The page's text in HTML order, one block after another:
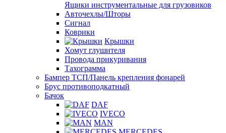
Ящики инструментальные для грузовиков
Авточехлы/Шторы
Сигнал
Коврики
Крышки
Хомут глушителя
Провода прикуривания
Тахограмма
Бампер ТСП/Панель крепления фонарей
Брус противоподкатный
Бачок
DAF
IVECO
MAN